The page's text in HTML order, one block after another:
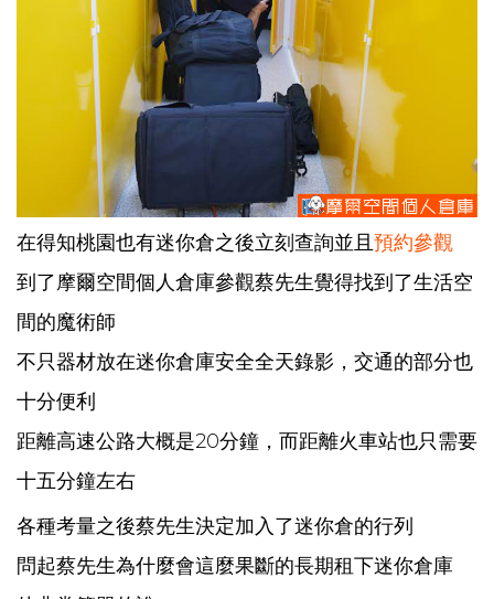
在得知桃園也有迷你倉之後立刻查詢並且 預約參觀
到了摩爾空間個人倉庫參觀蔡先生覺得找到了生活空
間的魔術師
不只器材放在迷你倉庫安全全天錄影，交通的部分也
十分便利
距離高速公路大概是20分鐘，而距離火車站也只需要
十五分鐘左右
各種考量之後蔡先生決定加入了迷你倉的行列
問起蔡先生為什麼會這麼果斷的長期租下迷你倉庫